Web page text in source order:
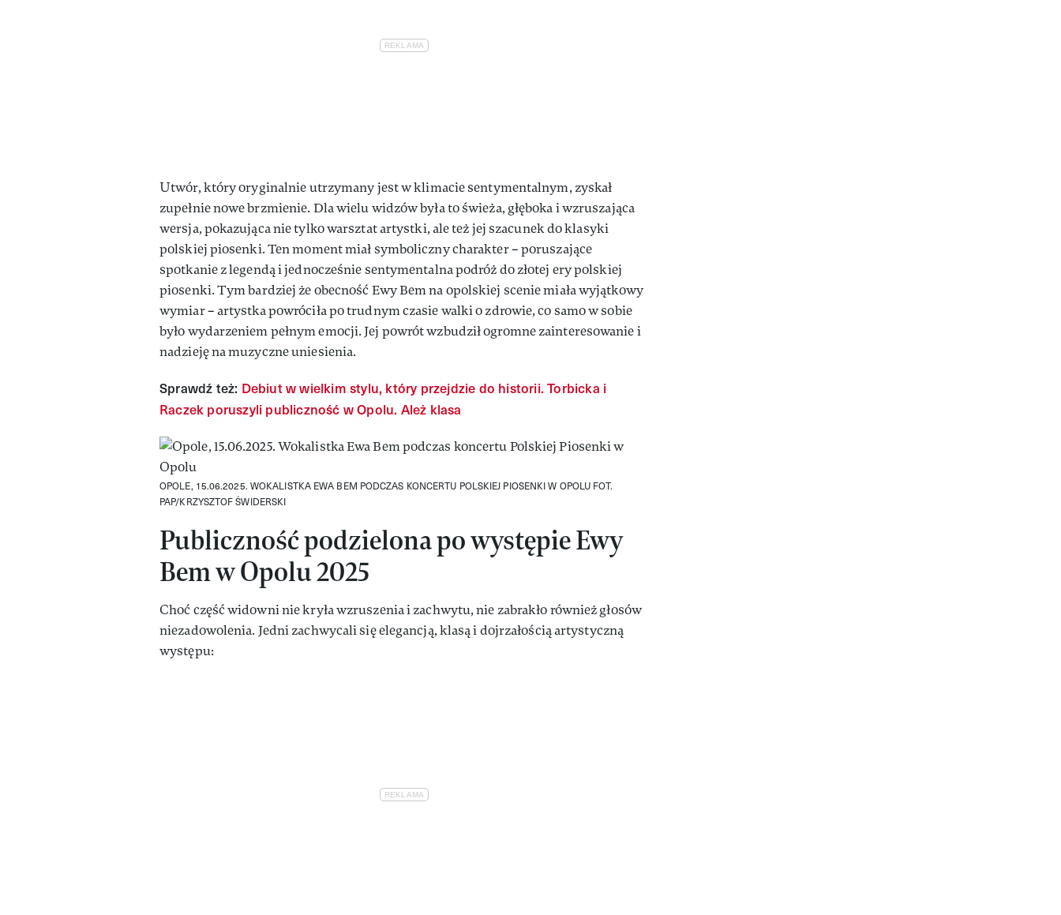
Utwór, który oryginalnie utrzymany jest w klimacie sentymentalnym, zyskał
zupełnie nowe brzmienie. Dla wielu widzów była to świeża, głęboka i wzruszająca
wersja, pokazująca nie tylko warsztat artystki, ale też jej szacunek do klasyki
polskiej piosenki. Ten moment miał symboliczny charakter – poruszające
spotkanie z legendą i jednocześnie sentymentalna podróż do złotej ery polskiej
piosenki. Tym bardziej że obecność Ewy Bem na opolskiej scenie miała wyjątkowy
wymiar – artystka powróciła po trudnym czasie walki o zdrowie, co samo w sobie
było wydarzeniem pełnym emocji. Jej powrót wzbudził ogromne zainteresowanie i
nadzieję na muzyczne uniesienia.
Sprawdź też: Debiut w wielkim stylu, który przejdzie do historii. Torbicka i
Raczek poruszyli publiczność w Opolu. Ależ klasa
OPOLE, 15.06.2025. WOKALISTKA EWA BEM PODCZAS KONCERTU POLSKIEJ PIOSENKI W OPOLU FOT.
PAP/KRZYSZTOF ŚWIDERSKI
Publiczność podzielona po występie Ewy
Bem w Opolu 2025
Choć część widowni nie kryła wzruszenia i zachwytu, nie zabrakło również głosów
niezadowolenia. Jedni zachwycali się elegancją, klasą i dojrzałością artystyczną
występu: